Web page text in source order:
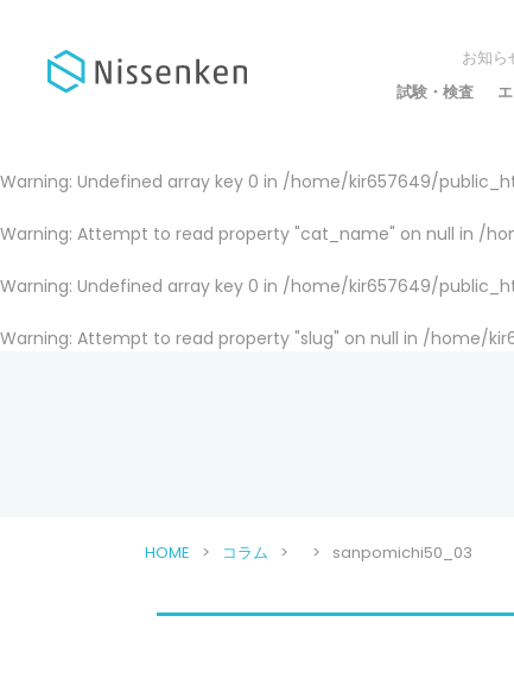
お知ら
試験・検査
Warning: Undefined array key 0 in /home/kir657649/
Warning: Attempt to read property "cat_name" on null in /
Warning: Undefined array key 0 in /home/kir657649/
Warning: Attempt to read property "slug" on null in /home/
HOME コラム sanpomichi50_03